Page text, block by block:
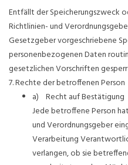
Entfällt der Speicherungszweck
Richtlinien- und
Gesetzgeber vorgeschriebene
personenbezogenen Daten
gesetzlichen Vorschriften
7. Rechte der betroffenen Person
a) Recht auf Bestätigung
Jede betroffene Person
und Verordnungsgeber
Verarbeitung
verlangen, ob sie